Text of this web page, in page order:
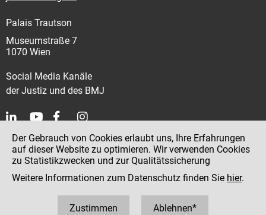
Palais Trautson
Museumstraße 7
1070 Wien
Social Media Kanäle
der Justiz und des BMJ
Kontakt
Impressum
Datenschutz
Der Gebrauch von Cookies erlaubt uns, Ihre Erfahrungen
auf dieser Website zu optimieren. Wir verwenden Cookies
zu Statistikzwecken und zur Qualitätssicherung
Weitere Informationen zum Datenschutz finden Sie hier.
Zustimmen Ablehnen*